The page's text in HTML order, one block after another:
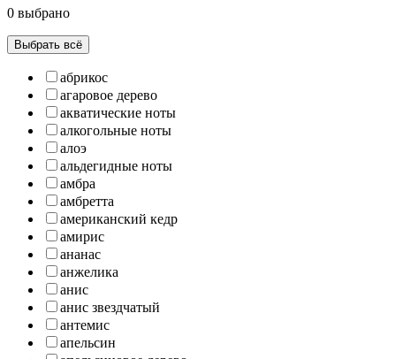
0 выбрано
Выбрать всё
абрикос
агаровое дерево
акватические ноты
алкогольные ноты
алоэ
альдегидные ноты
амбра
амбретта
американский кедр
амирис
ананас
анжелика
анис
анис звездчатый
антемис
апельсин